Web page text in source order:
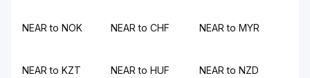
NEAR to NOK NEAR to CHF NEAR to MYR
NEAR to KZT NEAR to HUF NEAR to NZD